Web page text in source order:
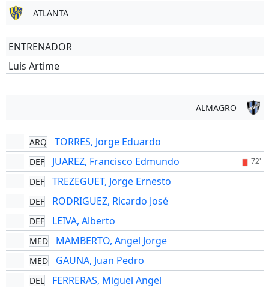
ATLANTA
ENTRENADOR
Luis Artime
ALMAGRO
ARQ TORRES, Jorge Eduardo
DEF JUAREZ, Francisco Edmundo 72'
DEF TREZEGUET, Jorge Ernesto
DEF RODRIGUEZ, Ricardo José
DEF LEIVA, Alberto
MED MAMBERTO, Angel Jorge
MED GAUNA, Juan Pedro
DEL FERRERAS, Miguel Angel